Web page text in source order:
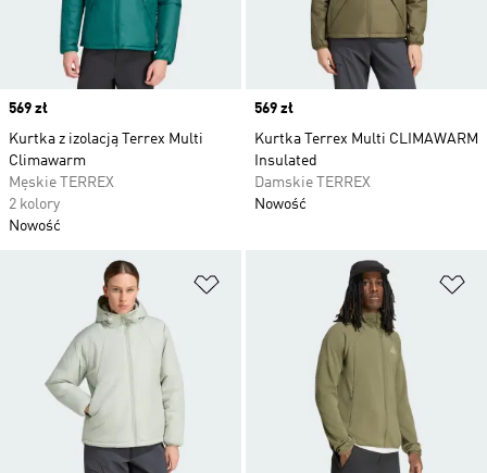
Price
569 zł
Kurtka z izolacją Terrex Multi
Climawarm
Męskie TERREX
2 kolory
Nowość
Price
569 zł
Kurtka Terrex Multi CLIMAWARM
Insulated
Damskie TERREX
Nowość
Dodaj do listy życzeń